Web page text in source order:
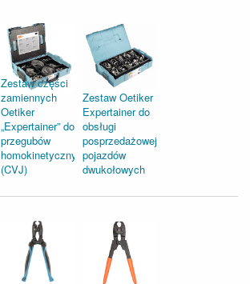
Zestaw części
zamiennych
Oetiker
„Expertainer” do
przegubów
homokinetycznych
(CVJ)
Zestaw Oetiker
Expertainer do
obsługi
posprzedażowej
pojazdów
dwukołowych